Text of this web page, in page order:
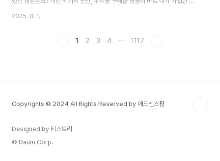
동차 보험사의 긴급출동 서비스입니다. 많은 분들이 이 서비스를 단순한 '견인'
스 종류를 무료로 이용할 수 있습니다. 오늘은 내가 내는 보험료에 포함된 이 든
2025. 8. 1.
1 2 3 4 ··· 1117
Copyrights © 2024 All Rights Reserved by 애드센스팜
Designed by 티스토리
© Daum Corp.